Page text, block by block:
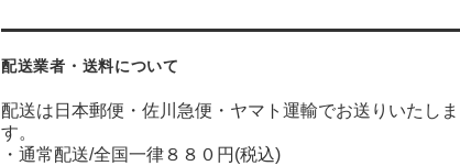
配送業者・送料について
配送は日本郵便・佐川急便・ヤマト運輸でお送りいたしま
す。
・通常配送/全国一律８８０円(税込)